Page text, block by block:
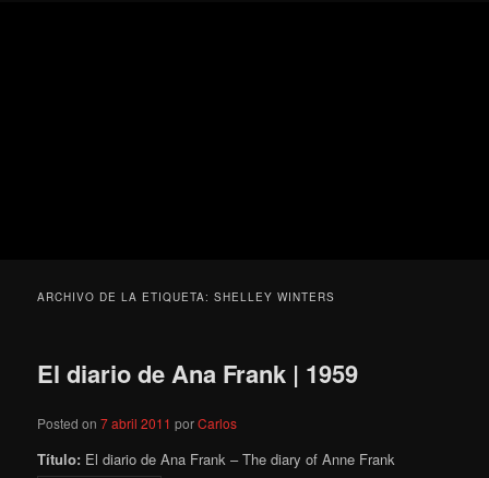
ARCHIVO DE LA ETIQUETA:SHELLEY WINTERS
El diario de Ana Frank | 1959
Posted on7 abril 2011 porCarlos
Título: El diario de Ana Frank – The diary of Anne Frank